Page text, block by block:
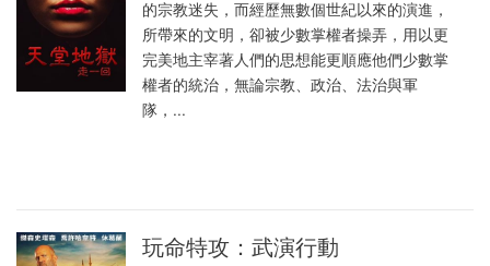
的宗教迷失，而經歷無數個世紀以來的演進，
所帶來的文明，卻被少數掌權者操弄，用以更
完美地主宰著人們的思想能更順應他們少數掌
權者的統治，無論宗教、政治、法治與軍
隊，...
玩命特攻：武演行動